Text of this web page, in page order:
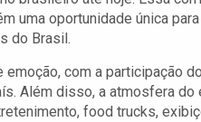
uma oportunidade única
do Brasil.
com a participação
Além disso, a atmosfera do
food trucks,